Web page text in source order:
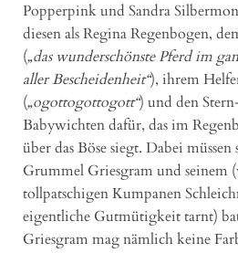
Popperpink und Sandra
diesen als Regina Regenbogen,
(„das wunderschönste Pferd im
aller Bescheidenheit“), ihrem
(„ogottogottogott“) und den
Babywichten dafür, das im
über das Böse siegt. Dabei
Grummel Griesgram und seinem
tollpatschigen Kumpanen
eigentliche Gutmütigkeit tarnt)
Griesgram mag nämlich keine